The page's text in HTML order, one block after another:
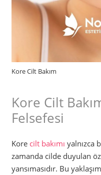
Kore Cilt Bakım
Kore Cilt
Felsefesi
Kore cilt bakımı yalnızca
zamanda cilde duyulan
yansımasıdır. Bu